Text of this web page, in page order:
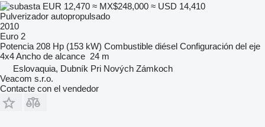
EUR 12,470 ≈ MX$248,000 ≈ USD 14,410
Pulverizador autopropulsado
2010
Euro 2
Potencia 208 Hp (153 kW) Combustible diésel Configuración del eje
4x4Ancho de alcance 24 m
Eslovaquia, Dubník Pri Nových Zámkoch
Veacom s.r.o.
Contacte con el vendedor